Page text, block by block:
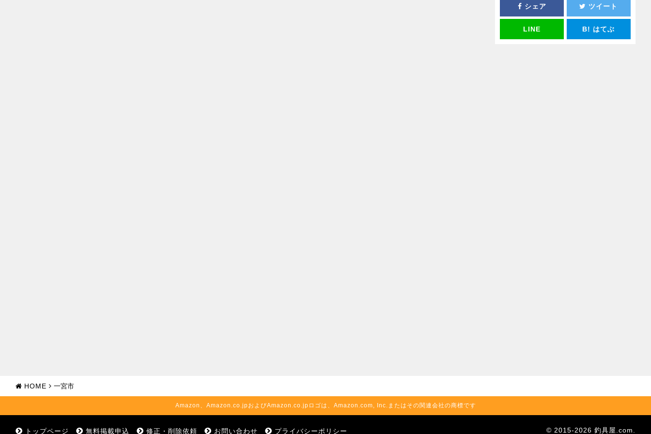
シェア ツイート
LINE B! はてぶ
HOME 一宮市
Amazon、Amazon.co.jpおよびAmazon.co.jpロゴは、Amazon.com, Inc.またはその関連会社の商標です
トップページ 無料掲載申込 修正・削除依頼 お問い合わせ プライバシーポリシー © 2015-2026 釣具屋.com.